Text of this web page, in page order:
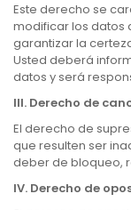
Este derecho se
modificar los datos
garantizar la
Usted deberá
datos y será
III. Derecho de
El derecho de
que resulten ser
deber de bloqueo,
IV. Derecho de